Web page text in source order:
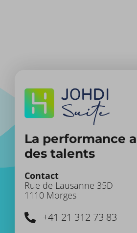
La performance
des talents
Contact
Rue de Lausanne 35D
1110 Morges
+41 21 312 73 83